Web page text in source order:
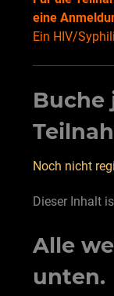
eine
Ein HIV/
Buche
Noch nicht
Dieser Inhalt
Alle
unten.